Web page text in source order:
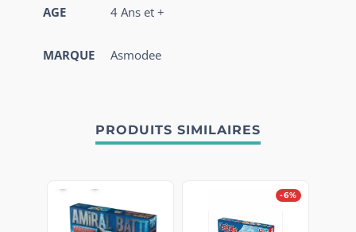
AGE 4 Ans et +
MARQUE Asmodee
PRODUITS SIMILAIRES
-6%